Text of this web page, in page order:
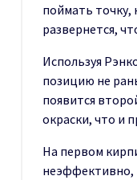
поймать точку,
развернется,
Используя
позицию не
появится
окраски, что и
На первом
неэффективно,